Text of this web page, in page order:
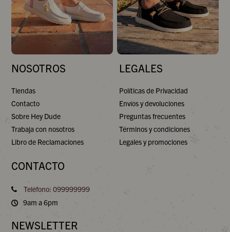
NOSOTROS
Tiendas
Contacto
Sobre Hey Dude
Trabaja con nosotros
Libro de Reclamaciones
LEGALES
Políticas de Privacidad
Envíos y devoluciones
Preguntas frecuentes
Términos y condiciones
Legales y promociones
CONTACTO
Teléfono: 099999999
9am a 6pm
NEWSLETTER